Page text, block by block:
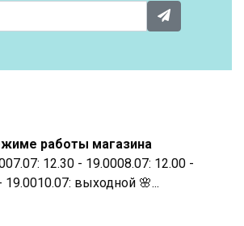
работы магазина
12.30 - 19.0008.07: 12.00 -
19.0010.07: выходной 🌸...